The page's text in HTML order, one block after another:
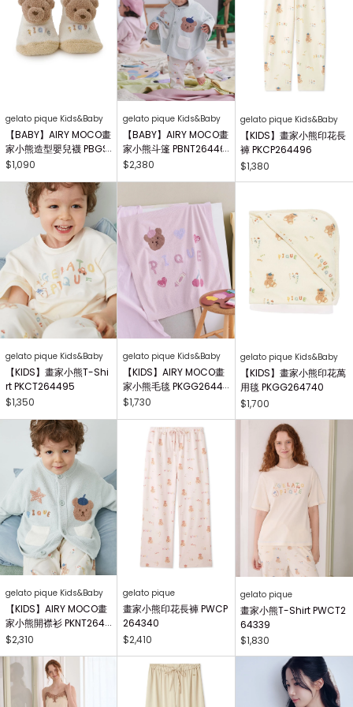
gelato pique Kids&Baby
【BABY】AIRY MOCO畫
家小熊造型嬰兒襪 PBGS
264415
$1,090
gelato pique Kids&Baby
【BABY】AIRY MOCO畫
家小熊斗篷 PBNT26446
4
$2,380
gelato pique Kids&Baby
【KIDS】畫家小熊印花長
褲 PKCP264496
$1,380
gelato pique Kids&Baby
【KIDS】畫家小熊T-Shi
rt PKCT264495
$1,350
gelato pique Kids&Baby
【KIDS】AIRY MOCO畫
家小熊毛毯 PKGG26441
7
$1,730
gelato pique Kids&Baby
【KIDS】畫家小熊印花萬
用毯 PKGG264740
$1,700
gelato pique Kids&Baby
【KIDS】AIRY MOCO畫
家小熊開襟衫 PKNT2644
63
$2,310
gelato pique
畫家小熊印花長褲 PWCP
264340
$2,410
gelato pique
畫家小熊T-Shirt PWCT2
64339
$1,830